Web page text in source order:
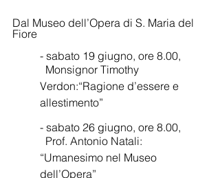
Dal Museo dell’Opera di S. Maria del
Fiore
- sabato 19 giugno, ore 8.00,
Verdon:“Ragione d’essere e
allestimento”
- sabato 26 giugno, ore 8.00,
“Umanesimo nel Museo
dell’Opera”